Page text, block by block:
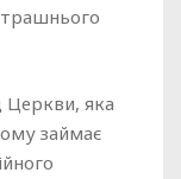
Церкви, яка
займає